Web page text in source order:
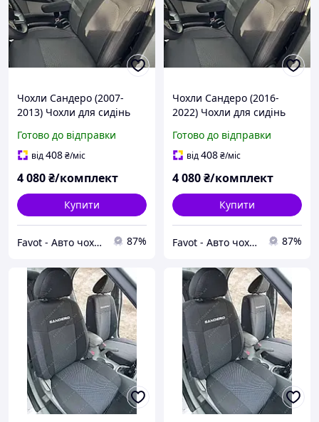
Чохли Сандеро (2007-
2013) Чохли для сидінь
Готово до відправки
від408₴/міс
4 080₴/комплект
Купити
Favot - Авто чохли 87%
Чохли Сандеро (2016-
2022) Чохли для сидінь
Готово до відправки
від408₴/міс
4 080₴/комплект
Купити
Favot - Авто чохли 87%